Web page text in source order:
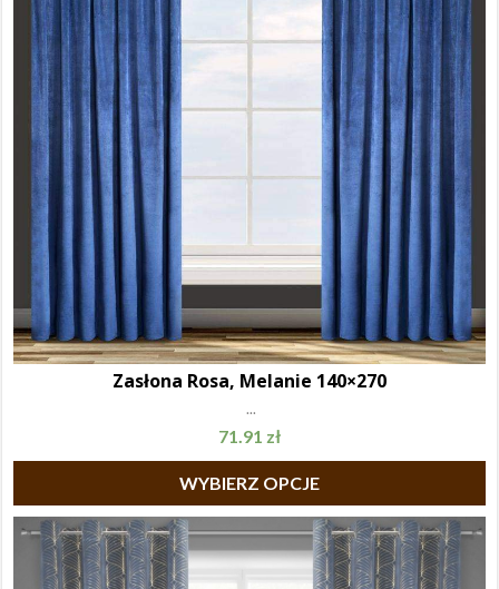
Zasłona Rosa, Melanie 140×270
...
71.91 zł
WYBIERZ OPCJE